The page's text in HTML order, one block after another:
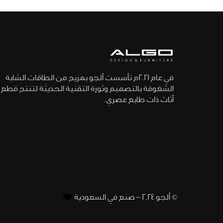
في عام 2021م تأسست ألجو بمزيج من الطاقات الشابة
الشغوفة بالتصميم وثورة التقنية الحديثة لتنتج قطع
أثاث ذات طابع عصري.
© ألجو 2024 – صنع في السعودية